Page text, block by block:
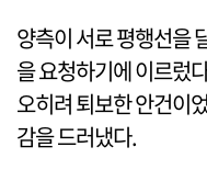
양측이 서로 평행선을
을 요청하기에 이르렀
오히려 퇴보한 안건이
감을 드러냈다.